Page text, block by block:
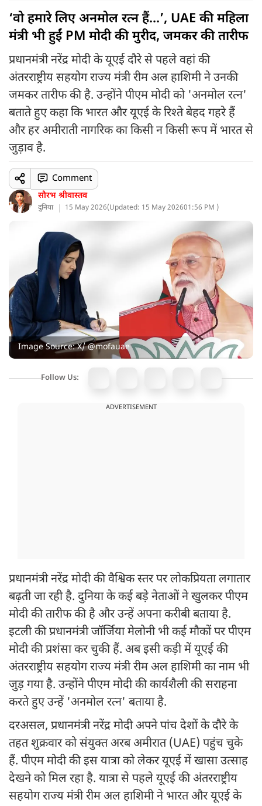
‘वो हमारे लिए अनमोल रत्न हैं...’, UAE की महिला
मंत्री भी हुईं PM मोदी की मुरीद, जमकर की तारीफ
प्रधानमंत्री नरेंद्र मोदी के यूएई दौरे से पहले वहां की
अंतरराष्ट्रीय सहयोग राज्य मंत्री रीम अल हाशिमी ने उनकी
जमकर तारीफ की है. उन्होंने पीएम मोदी को 'अनमोल रत्न'
बताते हुए कहा कि भारत और यूएई के रिश्ते बेहद गहरे हैं
और हर अमीराती नागरिक का किसी न किसी रूप में भारत से
जुड़ाव है.
सौरभ श्रीवास्तव
दुनिया 15 May 2026(Updated: 15 May 202601:56 PM )
Comment
Image Source: X/ @mofauae
Follow Us:
ADVERTISEMENT
प्रधानमंत्री नरेंद्र मोदी की वैश्विक स्तर पर लोकप्रियता लगातार
बढ़ती जा रही है. दुनिया के कई बड़े नेताओं ने खुलकर पीएम
मोदी की तारीफ की है और उन्हें अपना करीबी बताया है.
इटली की प्रधानमंत्री जॉर्जिया मेलोनी भी कई मौकों पर पीएम
मोदी की प्रशंसा कर चुकी हैं. अब इसी कड़ी में यूएई की
अंतरराष्ट्रीय सहयोग राज्य मंत्री रीम अल हाशिमी का नाम भी
जुड़ गया है. उन्होंने पीएम मोदी की कार्यशैली की सराहना
करते हुए उन्हें 'अनमोल रत्न' बताया है.
दरअसल, प्रधानमंत्री नरेंद्र मोदी अपने पांच देशों के दौरे के
तहत शुक्रवार को संयुक्त अरब अमीरात (UAE) पहुंच चुके
हैं. पीएम मोदी की इस यात्रा को लेकर यूएई में खासा उत्साह
देखने को मिल रहा है. यात्रा से पहले यूएई की अंतरराष्ट्रीय
सहयोग राज्य मंत्री रीम अल हाशिमी ने भारत और यूएई के